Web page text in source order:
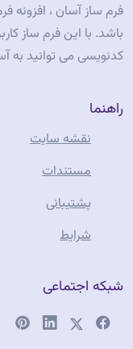
فرم ساز آسان ، افزونه
باشد. با این فرم ساز
کدنویسی می توانید به
راهنما
نقشه سایت
مستندات
پشتیبانی
شرایط
شبکه اجتماعی